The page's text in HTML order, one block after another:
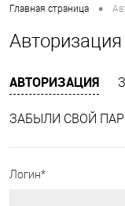
Главная страница •
Авторизация
АВТОРИЗАЦИЯ
ЗАБЫЛИ СВОЙ
Логин*